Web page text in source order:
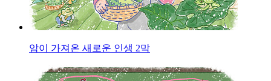
암이 가져온 새로운 인생 2막